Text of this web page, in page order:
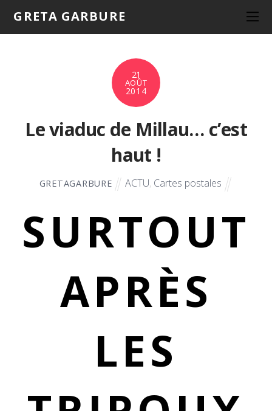
GRETA GARBURE
21
AOÛT
2014
Le viaduc de Millau… c’est
haut !
GRETAGARBURE ACTU, Cartes postales
SURTOUT
APRÈS
LES